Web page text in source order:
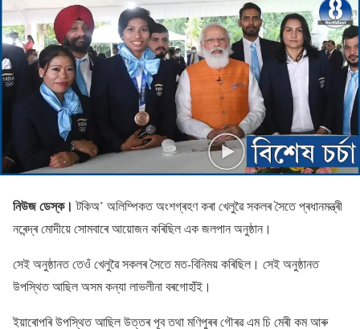
নিউজ ডেস্ক। টকিঅ’ অলিম্পিকত অংশগ্ৰহণ কৰা খেলুৱৈ সকলৰ সৈতে প্ৰধানমন্ত্ৰী
নৰেন্দ্ৰ মোদীয়ে সোমবাৰে আয়োজন কৰিছিল এক জলপান অনুষ্ঠান।
সেই অনুষ্ঠানত তেওঁ খেলুৱৈ সকলৰ সৈতে মত-বিনিময় কৰিছিল। সেই অনুষ্ঠানত
উপস্থিত আছিল অসম কন্যা লাভলীনা বৰগোহাঁই।
ইয়াৰোপৰি উপস্থিত আছিল উত্তৰ পূব তথা মণিপুৰৰ গৌৰৱ এম চি মেৰী কম আৰু